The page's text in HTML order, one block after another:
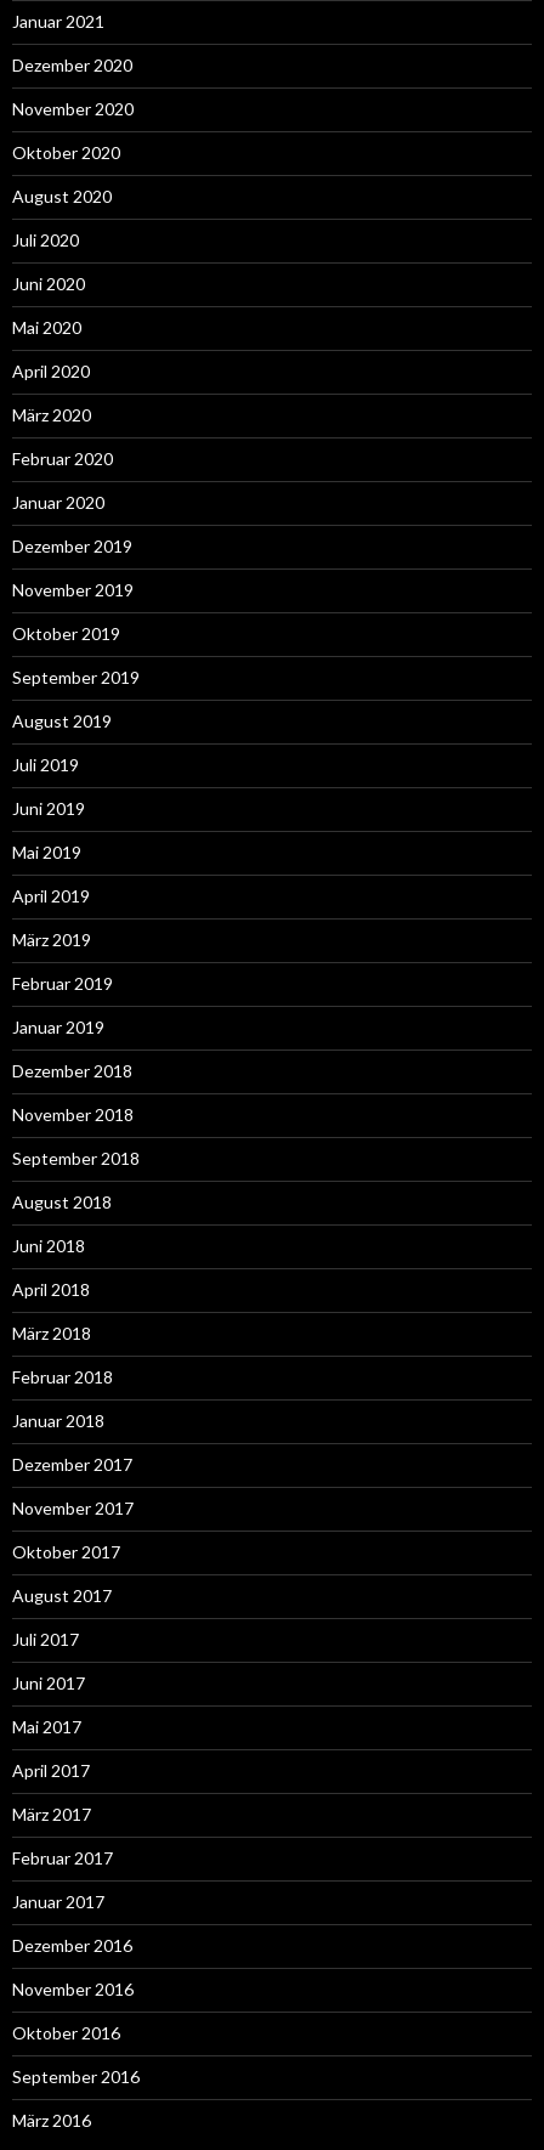
Januar 2021
Dezember 2020
November 2020
Oktober 2020
August 2020
Juli 2020
Juni 2020
Mai 2020
April 2020
März 2020
Februar 2020
Januar 2020
Dezember 2019
November 2019
Oktober 2019
September 2019
August 2019
Juli 2019
Juni 2019
Mai 2019
April 2019
März 2019
Februar 2019
Januar 2019
Dezember 2018
November 2018
September 2018
August 2018
Juni 2018
April 2018
März 2018
Februar 2018
Januar 2018
Dezember 2017
November 2017
Oktober 2017
August 2017
Juli 2017
Juni 2017
Mai 2017
April 2017
März 2017
Februar 2017
Januar 2017
Dezember 2016
November 2016
Oktober 2016
September 2016
März 2016